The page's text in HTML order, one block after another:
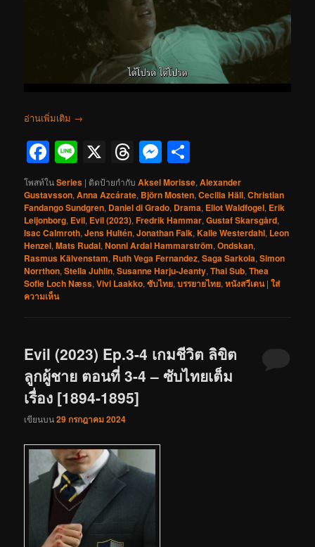
อ่านเพิ่มเติม →
Facebook
Line
X Threads
Messenger
โพสท์ในSeries | ติดป้ายกำกับ Aksel Morisse,Alexander
Gustavsson,Anna Azcárate, Björn Mosten,Cecilia Häll,Christian
Fandango Sundgren, Daniel di Grado, Drama, Eliot Waldfogel, Erik
Leijonborg, Evil, Evil (2023),Fredrik Hammar,Gustaf Skarsgård,
Isac Calmroth,Jens Hultén,Jonathan Falk,Kalle Westerdahl, Leon
Henzel,Mats Rudal,Nonni Ardal Hammarström,Ondskan,
Rasmus Kälvenstam, Ruth Vega Fernandez,Saga Sarkola,Simon
Norrthon,Stella Juhlin,Susanne Harju-Jeanty,Thai Sub,Thea
Sofie Loch Næss,Vivi Laakko,ซับไทย,บรรยายไทย,หนังสวีเดน |ใส่
ความเห็น
Evil (2023) Ep.3-4 เกมชีวิต ลิขิต
ลูกผู้ชาย ตอนที่ 3-4 – ซับไทยเต็ม
เรื่อง [1894-1895]
เขียนบน29 กรกฎาคม 2024